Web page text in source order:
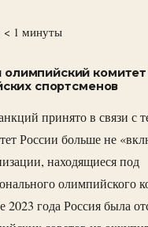
< 1 минуты
комитет
спортсменов
принято в связи с
России больше не
находящиеся под
олимпийского
года Россия была